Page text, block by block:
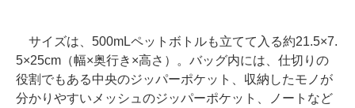
サイズは、500mLペットボトルも立てて入る約21.5×7.
5×25cm（幅×奥行き×高さ）。バッグ内には、仕切りの
役割でもある中央のジッパーポケット、収納したモノが
分かりやすいメッシュのジッパーポケット、ノートなど